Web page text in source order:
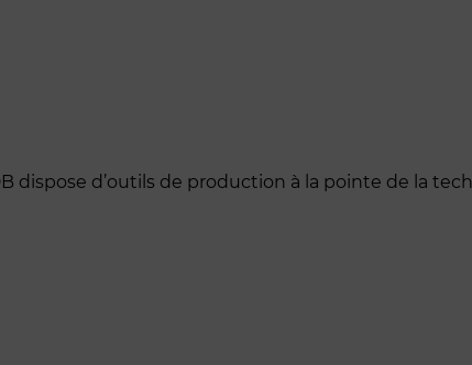
dispose d’outils de production à la pointe de la